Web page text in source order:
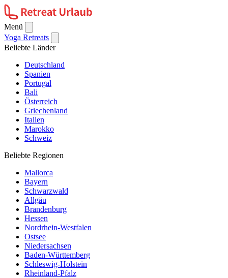
Menü
Yoga Retreats
Beliebte Länder
Deutschland
Spanien
Portugal
Bali
Österreich
Griechenland
Italien
Marokko
Schweiz
Beliebte Regionen
Mallorca
Bayern
Schwarzwald
Allgäu
Brandenburg
Hessen
Nordrhein-Westfalen
Ostsee
Niedersachsen
Baden-Württemberg
Schleswig-Holstein
Rheinland-Pfalz